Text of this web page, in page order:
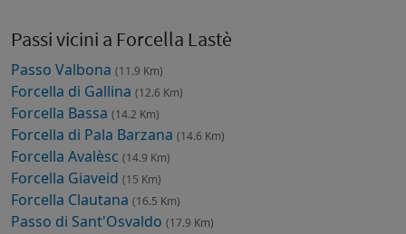
Passi vicini a Forcella Lastè
Passo Valbona (11.9 Km)
Forcella di Gallina (12.6 Km)
Forcella Bassa (14.2 Km)
Forcella di Pala Barzana (14.6 Km)
Forcella Avalèsc (14.9 Km)
Forcella Giaveid (15 Km)
Forcella Clautana (16.5 Km)
Passo di Sant'Osvaldo (17.9 Km)